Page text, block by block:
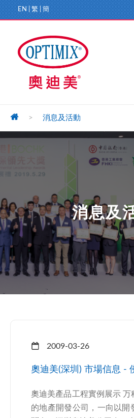
EN 繁 簡
> 消息及活動
消息及
2009-03-26
奧迪美(深圳) 市場信息 -
奧迪美產品工程實例展示 万
的地產開發公司，一向以開